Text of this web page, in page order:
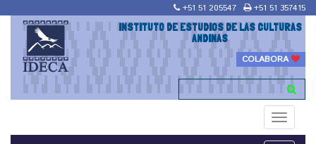
+51 51 205547 +51 51 357415
INSTITUTO DE ESTUDIOS DE LAS CULTURAS
ANDINAS
COLABORA
Toggle